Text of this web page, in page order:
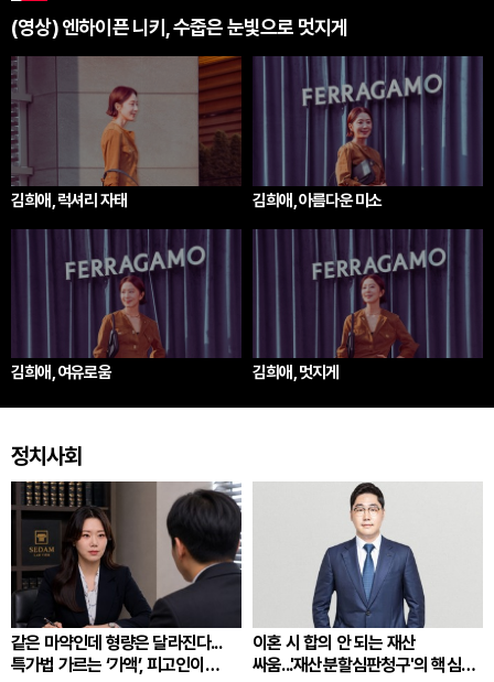
(영상) 엔하이픈 니키, 수줍은 눈빛으로 멋지게
김희애, 럭셔리 자태 김희애, 아름다운 미소
김희애, 여유로움 김희애, 멋지게
정치사회
같은 마약인데 형량은 달라진다...
특가법 가르는 ‘가액’, 피고인이
이혼 시 합의 안 되는 재산
싸움...'재산분할심판청구'의 핵심